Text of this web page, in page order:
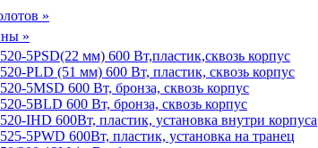
»
»
520-5PSD(22 мм) 600 Вт,пластик,сквозь корпус
520-PLD (51 мм) 600 Вт, пластик, сквозь корпус
520-5MSD 600 Вт, бронза, сквозь корпус
520-5BLD 600 Вт, бронза, сквозь корпус
520-IHD 600Вт, пластик, установка внутри корпуса
525-5PWD 600Вт, пластик, установка на транец